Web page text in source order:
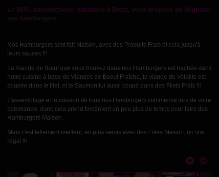
Le BHV, sandwicherie, saladerie à Brest, vous propose de déguster
ses hamburgers.
Nos Hamburgers sont fait Maison, avec des Produits Frais et cela jusqu'à
leurs sauces !!!
La Viande de Bœuf que vous trouvez dans nos Hamburgers est hachée dans
notre cuisine à base de Viandes de Boeuf Fraîche, la viande de Volaille est
coupée dans le filet, et le Saumon lui aussi coupé dans des Filets Frais !!!
L'assemblage et la cuisson de tous nos Hamburgers commence lors de votre
commande, donc cela prend forcément un peu plus de temps pour faire des
Hamburgers Maison.
Mais c'est tellement meilleur, en plus servis avec des Frites Maison, un vrai
régal !!!